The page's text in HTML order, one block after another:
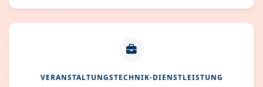
VERANSTALTUNGSTECHNIK-DIENSTLEISTUNG